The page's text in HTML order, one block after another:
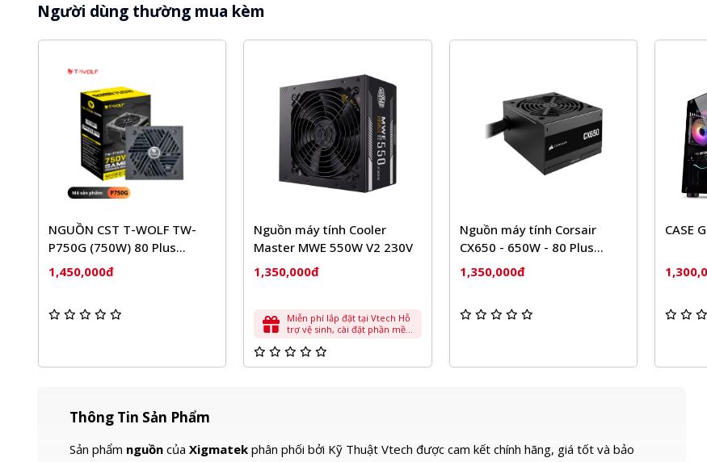
Người dùng thường mua kèm
Nguồn máy tính Cooler
Master MWE 550W V2 230V
1,350,000đ
Nguồn máy tính Corsair
CX650 - 650W - 80 Plus
Bronze
1,350,000đ
CASE Golden Field GZ360
1,300,000đ
Thông Tin Sản Phẩm
Sản phẩm nguồncủa Xigmatekphân phối bởi Kỹ Thuật Vtech được cam kết chính hãng, giá tốt và bảo